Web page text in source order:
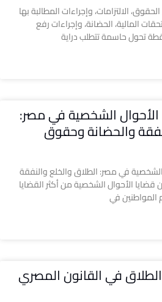
الالتزامات، وإجراءات المطالبة بها
المالية، الحضانة، وإجراءات رفع
تحول حاسمة تتطلب دراية
الأحوال الشخصية في مصر:
والحضانة وحقوق
في مصر: الطلاق والخلع والنفقة
الأحوال الشخصية من أكثر القضايا
المواطنين في
في القانون المصري